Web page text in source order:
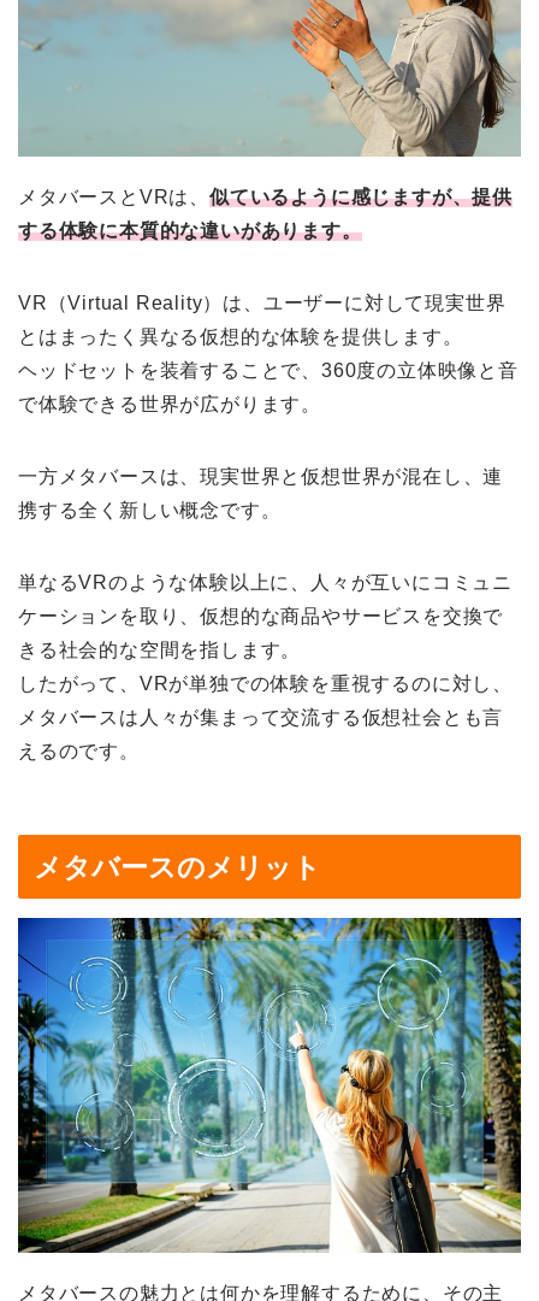
メタバースとVRは、 似ているように感じますが、提供
する体験に本質的な違いがあります。
VR（Virtual Reality）は、ユーザーに対して現実世界
とはまったく異なる仮想的な体験を提供します。
ヘッドセットを装着することで、360度の立体映像と音
で体験できる世界が広がります。
一方メタバースは、現実世界と仮想世界が混在し、連
携する全く新しい概念です。
単なるVRのような体験以上に、人々が互いにコミュニ
ケーションを取り、仮想的な商品やサービスを交換で
きる社会的な空間を指します。
したがって、VRが単独での体験を重視するのに対し、
メタバースは人々が集まって交流する仮想社会とも言
えるのです。
メタバースのメリット
メタバースの魅力とは何かを理解するために、その主